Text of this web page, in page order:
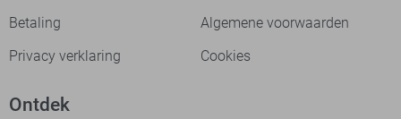
Betaling
Algemene voorwaarden
Privacy verklaring
Cookies
Ontdek